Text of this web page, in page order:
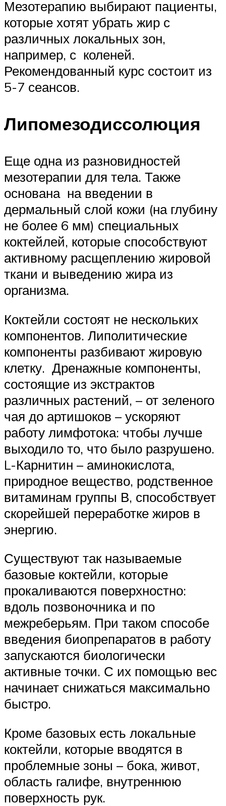
Мезотерапию выбирают пациенты,
которые хотят убрать жир с
различных локальных зон,
например, с коленей.
Рекомендованный курс состоит из
5-7 сеансов.
Липомезодиссолюция
Еще одна из разновидностей
мезотерапии для тела. Также
основана на введении в
дермальный слой кожи (на глубину
не более 6 мм) специальных
коктейлей, которые способствуют
активному расщеплению жировой
ткани и выведению жира из
организма.
Коктейли состоят не нескольких
компонентов. Липолитические
компоненты разбивают жировую
клетку. Дренажные компоненты,
состоящие из экстрактов
различных растений, – от зеленого
чая до артишоков – ускоряют
работу лимфотока: чтобы лучше
выходило то, что было разрушено.
L-Карнитин – аминокислота,
природное вещество, родственное
витаминам группы В, способствует
скорейшей переработке жиров в
энергию.
Существуют так называемые
базовые коктейли, которые
прокаливаются поверхностно:
вдоль позвоночника и по
межреберьям. При таком способе
введения биопрепаратов в работу
запускаются биологически
активные точки. С их помощью вес
начинает снижаться максимально
быстро.
Кроме базовых есть локальные
коктейли, которые вводятся в
проблемные зоны – бока, живот,
область галифе, внутреннюю
поверхность рук.